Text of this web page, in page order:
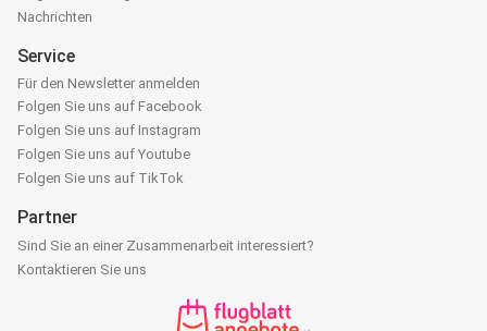
Nachrichten
Service
Für den Newsletter anmelden
Folgen Sie uns auf Facebook
Folgen Sie uns auf Instagram
Folgen Sie uns auf Youtube
Folgen Sie uns auf TikTok
Partner
Sind Sie an einer Zusammenarbeit interessiert?
Kontaktieren Sie uns